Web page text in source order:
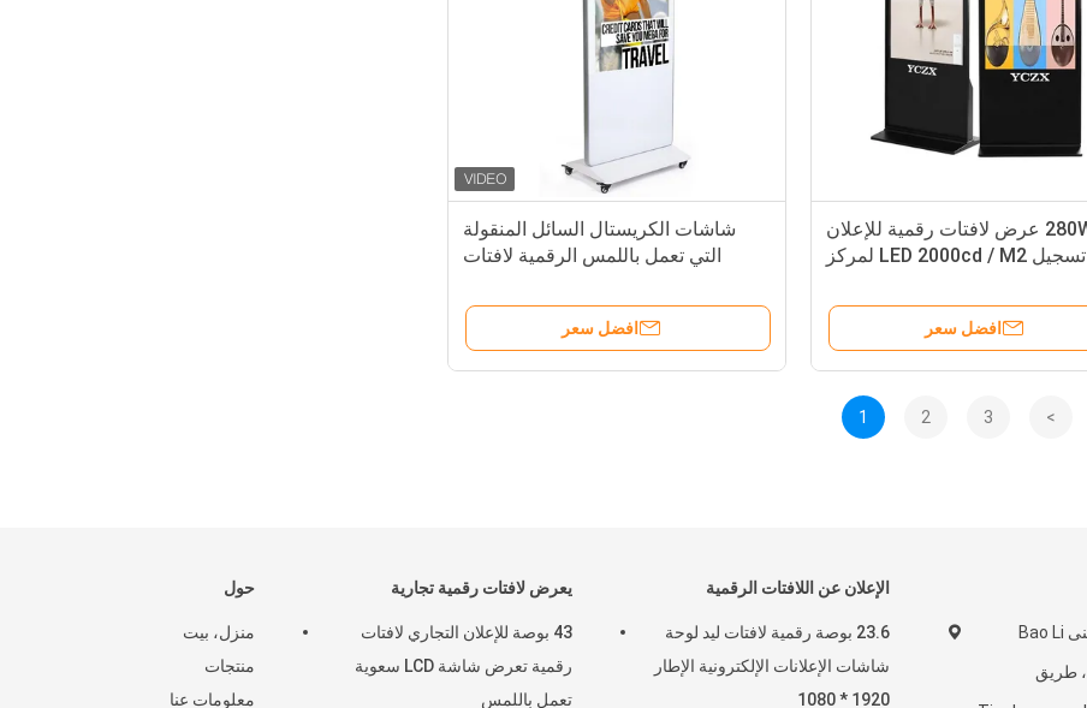
شاشات الكريستال السائل المنقولة
التي تعمل باللمس الرقمية لافتات
افضل سعر
280W عرض لافتات رقمية للإعلان
لوحة تسجيل LED 2000cd / M2 لمركز
افضل سعر
1 2 3 >
حول
منزل، بيت
منتجات
معلومات عنا
يعرض لافتات رقمية تجارية
43 بوصة للإعلان التجاري لافتات
رقمية تعرض شاشة LCD سعوية
تعمل باللمس
الإعلان عن اللافتات الرقمية
23.6 بوصة رقمية لافتات ليد لوحة
شاشات الإعلانات الإلكترونية الإطار
1920 * 1080
غرفة 1808 ، مبنى Bao Li
Zhong Cheng ، طريق